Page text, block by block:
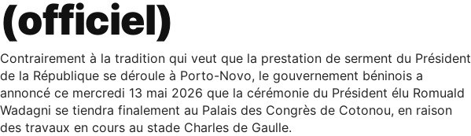
(officiel)
Contrairement à la tradition qui veut que la prestation de serment du Président
de la République se déroule à Porto-Novo, le gouvernement béninois a
annoncé ce mercredi 13 mai 2026 que la cérémonie du Président élu Romuald
Wadagni se tiendra finalement au Palais des Congrès de Cotonou, en raison
des travaux en cours au stade Charles de Gaulle.